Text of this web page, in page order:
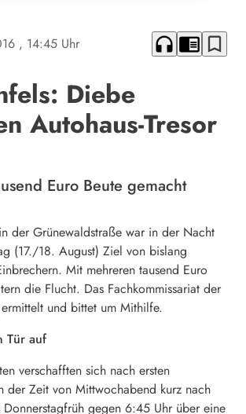
, 14:45 Uhr headphones chrome_reader_mode bookmark_border
Diebe
Autohaus-Tresor
Euro Beute gemacht
der Grünewaldstraße war in der Nacht
(17./18. August) Ziel von bislang
Mit mehreren tausend Euro
die Flucht. Das Fachkommissariat der
und bittet um Mithilfe.
Tür auf
verschafften sich nach ersten
der Zeit von Mittwochabend kurz nach
gegen 6:45 Uhr über eine